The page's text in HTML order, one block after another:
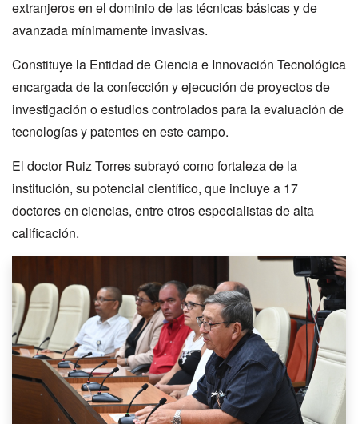
extranjeros en el dominio de las técnicas básicas y de
avanzada mínimamente invasivas.
Constituye la Entidad de Ciencia e Innovación Tecnológica
encargada de la confección y ejecución de proyectos de
investigación o estudios controlados para la evaluación de
tecnologías y patentes en este campo.
El doctor Ruiz Torres subrayó como fortaleza de la
institución, su potencial científico, que incluye a 17
doctores en ciencias, entre otros especialistas de alta
calificación.